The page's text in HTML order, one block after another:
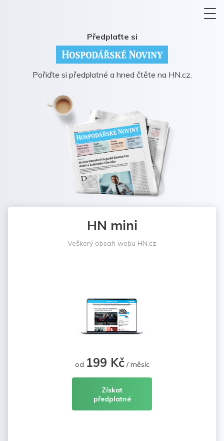
Předplaťte si
Pořiďte si předplatné a hned čtěte na HN.cz.
HN mini
Veškerý obsah webu HN.cz
od 199 Kč/ měsíc
Získat
předplatné